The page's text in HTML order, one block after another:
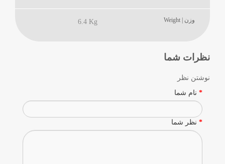
وزن | Weight 6.4 Kg
نظرات شما
نوشتن نظر
نام شما
نظر شما